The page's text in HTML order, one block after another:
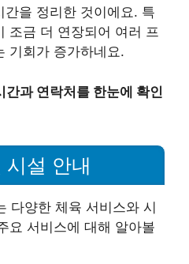
을 정리한 것이에요. 특
조금 더 연장되어 여러 프
기회가 증가하네요.
과 연락처를 한눈에 확인
시설 안내
다양한 체육 서비스와 시
요 서비스에 대해 알아볼